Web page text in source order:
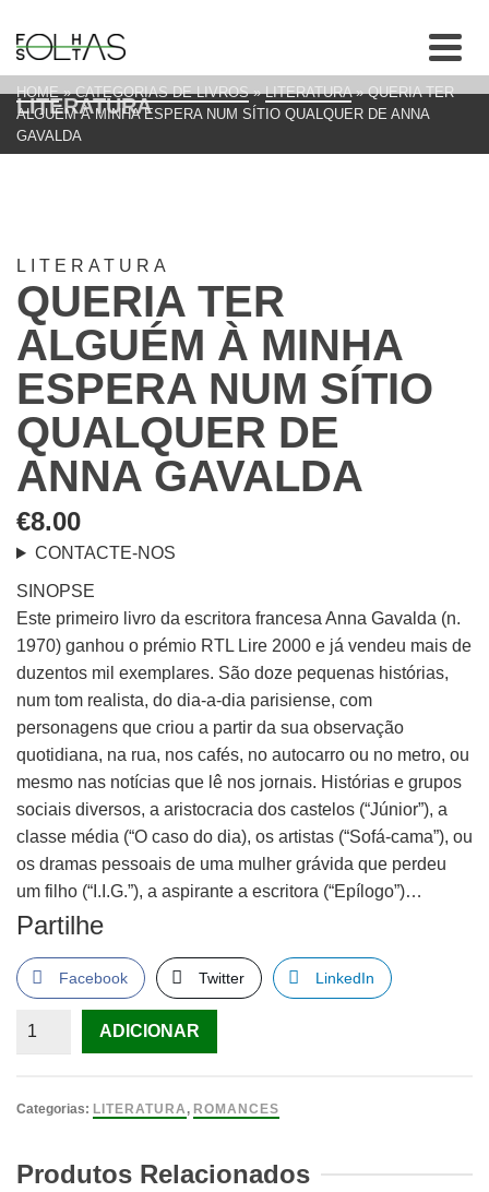
LITERATURA
HOME » CATEGORIAS DE LIVROS » LITERATURA » QUERIA TER
ALGUÉM À MINHA ESPERA NUM SÍTIO QUALQUER DE ANNA
GAVALDA
LITERATURA
QUERIA TER
ALGUÉM À MINHA
ESPERA NUM SÍTIO
QUALQUER DE
ANNA GAVALDA
€8.00
CONTACTE-NOS
SINOPSE
Este primeiro livro da escritora francesa Anna Gavalda (n.
1970) ganhou o prémio RTL Lire 2000 e já vendeu mais de
duzentos mil exemplares. São doze pequenas histórias,
num tom realista, do dia-a-dia parisiense, com
personagens que criou a partir da sua observação
quotidiana, na rua, nos cafés, no autocarro ou no metro, ou
mesmo nas notícias que lê nos jornais. Histórias e grupos
sociais diversos, a aristocracia dos castelos (“Júnior”), a
classe média (“O caso do dia), os artistas (“Sofá-cama”), ou
os dramas pessoais de uma mulher grávida que perdeu
um filho (“I.I.G.”), a aspirante a escritora (“Epílogo”)…
Partilhe
Facebook Twitter LinkedIn
Quantidade
Ter
Minha
ADICIONAR
Categorias: LITERATURA , ROMANCES
Produtos Relacionados